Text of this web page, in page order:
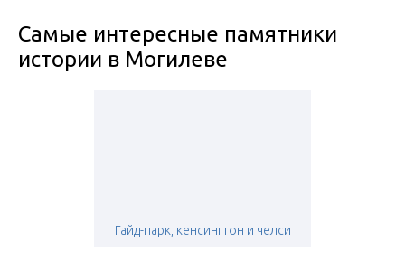
Самые интересные памятники
истории в Могилеве
Гайд-парк, кенсингтон и челси